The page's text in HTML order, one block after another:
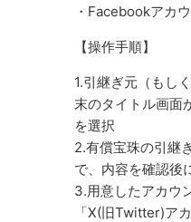
・Facebookアカ
【操作手順】
1.引継ぎ元（もし
末のタイトル画面
を選択
2.有償宝珠の引継
で、内容を確認後
3.用意したアカウ
「X(旧Twitter)ア